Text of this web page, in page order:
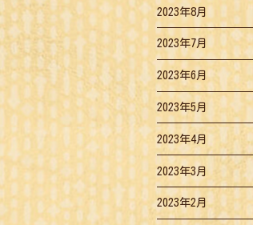
2023年8月
2023年7月
2023年6月
2023年5月
2023年4月
2023年3月
2023年2月